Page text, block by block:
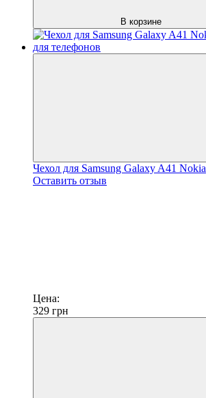
В корзине
Чехол для Samsung Galaxy A41 Nokia
Оставить отзыв
Цена:
329 грн